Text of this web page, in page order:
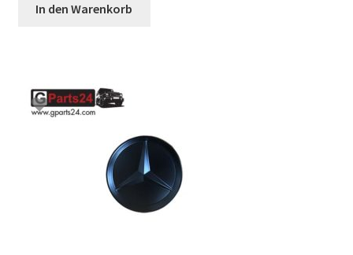
In den Warenkorb